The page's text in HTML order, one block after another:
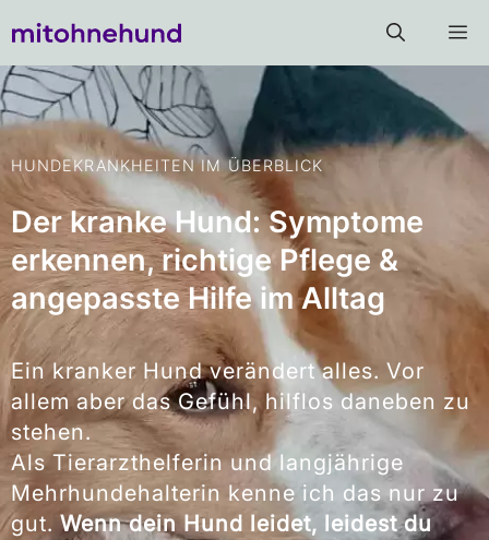
HUNDEKRANKHEITEN IM ÜBERBLICK
Der kranke Hund: Symptome
erkennen, richtige Pflege &
angepasste Hilfe im Alltag
Ein kranker Hund verändert alles. Vor
allem aber das Gefühl, hilflos daneben zu
stehen.
Als Tierarzthelferin und langjährige
Mehrhundehalterin kenne ich das nur zu
gut. Wenn dein Hund leidet, leidest du